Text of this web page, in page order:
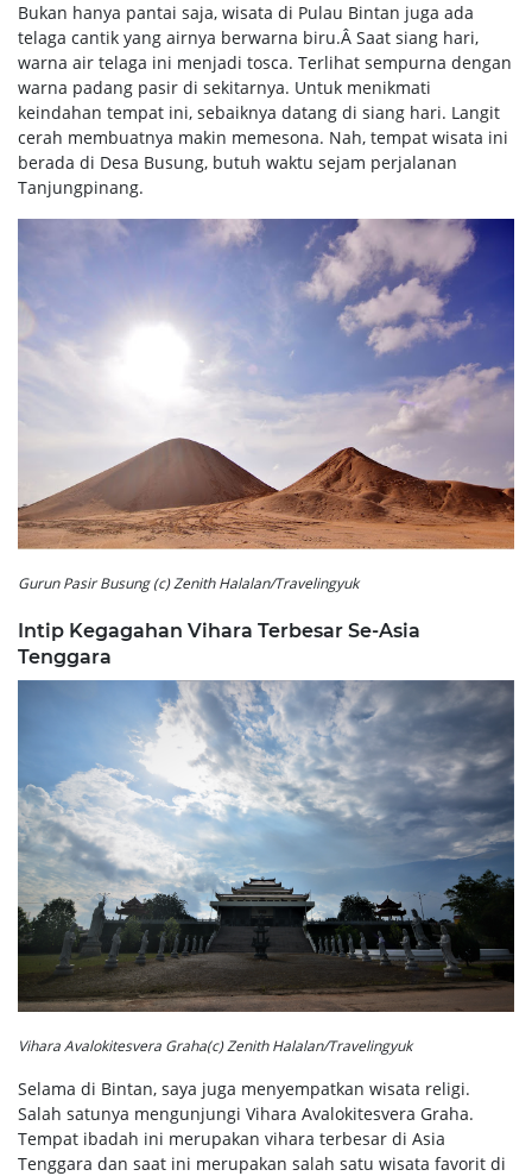
Bukan hanya pantai saja, wisata di Pulau Bintan juga ada
telaga cantik yang airnya berwarna biru.Â Saat siang hari,
warna air telaga ini menjadi tosca. Terlihat sempurna dengan
warna padang pasir di sekitarnya. Untuk menikmati
keindahan tempat ini, sebaiknya datang di siang hari. Langit
cerah membuatnya makin memesona. Nah, tempat wisata ini
berada di Desa Busung, butuh waktu sejam perjalanan
Tanjungpinang.
Gurun Pasir Busung (c) Zenith Halalan/Travelingyuk
Intip Kegagahan Vihara Terbesar Se-Asia
Tenggara
Vihara Avalokitesvera Graha(c) Zenith Halalan/Travelingyuk
Selama di Bintan, saya juga menyempatkan wisata religi.
Salah satunya mengunjungi Vihara Avalokitesvera Graha.
Tempat ibadah ini merupakan vihara terbesar di Asia
Tenggara dan saat ini merupakan salah satu wisata favorit di